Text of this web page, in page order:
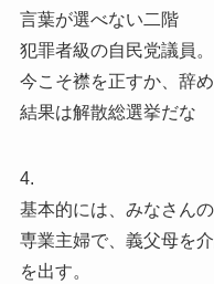
言葉が選べない二階
犯罪者級の自民党議員。
今こそ襟を正すか、辞
結果は解散総選挙だな
4.
基本的には、みなさん
専業主婦で、義父母を
を出す。